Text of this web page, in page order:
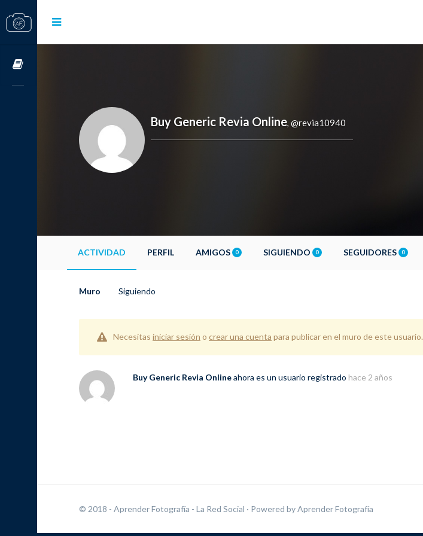
Buy Generic Revia Online, @revia10940
ACTIVIDAD PERFIL AMIGOS 0 SIGUIENDO 0 SEGUIDORES 0
Muro Siguiendo
Necesitas iniciar sesión o crear una cuenta para publicar en el muro de este usuario.
Buy Generic Revia Onlineahora es un usuario registrado hace 2 años
© 2018 - Aprender Fotografía - La Red Social · Powered byAprender Fotografía